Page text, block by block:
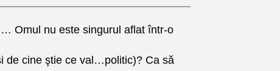
Omul nu este singurul aflat într-o
de cine ştie ce val…politic)? Ca să